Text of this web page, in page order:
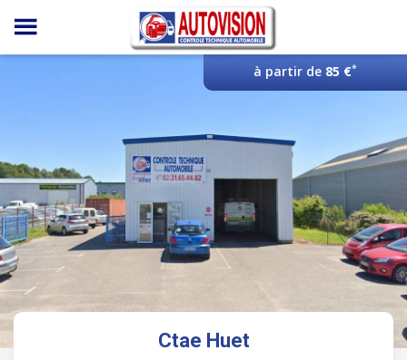
Panneau de gestion des cookies
à partir de 85 €*
Ctae Huet